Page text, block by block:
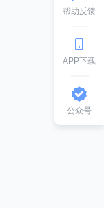
帮助反馈
APP下载
公众号